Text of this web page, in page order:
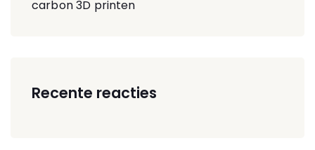
carbon 3D printen
Recente reacties